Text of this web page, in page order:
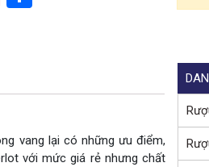
vang lại có những ưu điểm,
với mức giá rẻ nhưng chất